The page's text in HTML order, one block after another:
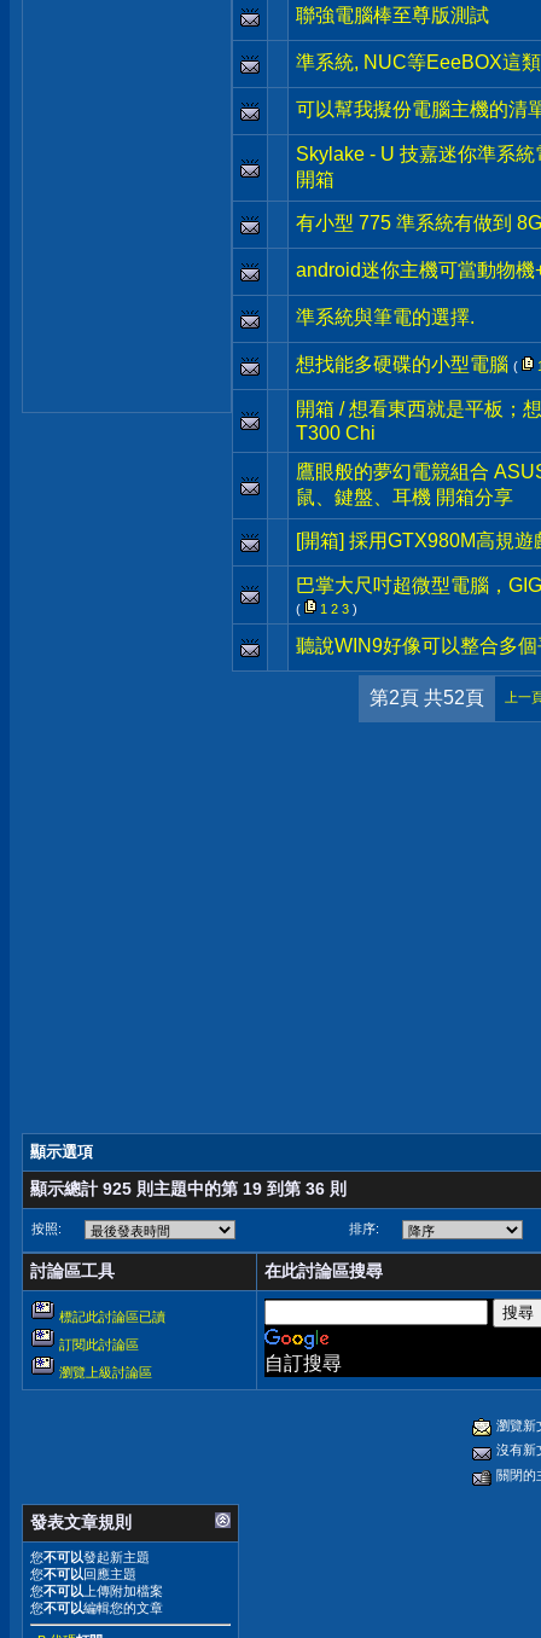
聯強電腦棒至尊版測試
準系統, NUC等EeeBOX這
可以幫我擬份電腦主機的清
Skylake - U 技嘉迷你準系
開箱
有小型 775 準系統有做到
android迷你主機可當動物機
準系統與筆電的選擇.
想找能多硬碟的小型電腦 (
開箱 / 想看東西就是平板；
T300 Chi
鷹眼般的夢幻電競組合
鼠、鍵盤、耳機 開箱分享
[開箱] 採用GTX980M高規
巴掌大尺吋超微型電腦，
( 1 2 3 )
聽說WIN9好像可以整合多
第2頁 共52頁 上一
顯示選項
顯示總計 925 則主題中的第 19 到第 36 則
按照: 排序:
討論區工具 在此討論區搜尋
標記此討論區已讀
訂閱此討論區
瀏覽上級討論區
自訂搜尋
瀏覽新
沒有新
關閉的
發表文章規則
您不可以發起新主題
您不可以回應主題
您不可以 上傳附加檔案
您不可以編輯您的文章